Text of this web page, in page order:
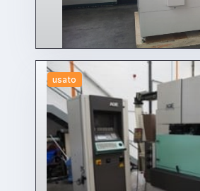
usato